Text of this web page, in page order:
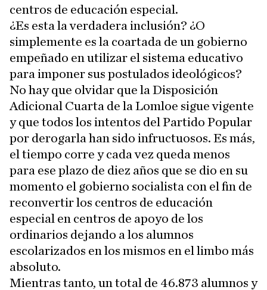
centros de educación especial.
¿Es esta la verdadera inclusión? ¿O
simplemente es la coartada de un gobierno
empeñado en utilizar el sistema educativo
para imponer sus postulados ideológicos?
No hay que olvidar que la Disposición
Adicional Cuarta de la Lomloe sigue vigente
y que todos los intentos del Partido Popular
por derogarla han sido infructuosos. Es más,
el tiempo corre y cada vez queda menos
para ese plazo de diez años que se dio en su
momento el gobierno socialista con el fin de
reconvertir los centros de educación
especial en centros de apoyo de los
ordinarios dejando a los alumnos
escolarizados en los mismos en el limbo más
absoluto.
Mientras tanto, un total de 46.873 alumnos y